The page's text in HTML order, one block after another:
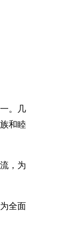
。几
和睦
，为
全面